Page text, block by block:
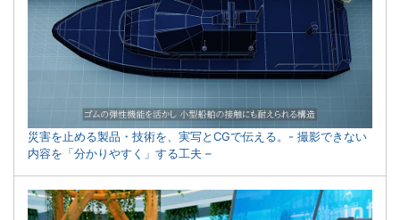
災害を止める製品・技術を、実写とCGで伝える。- 撮影できない
内容を「分かりやすく」する工夫 –